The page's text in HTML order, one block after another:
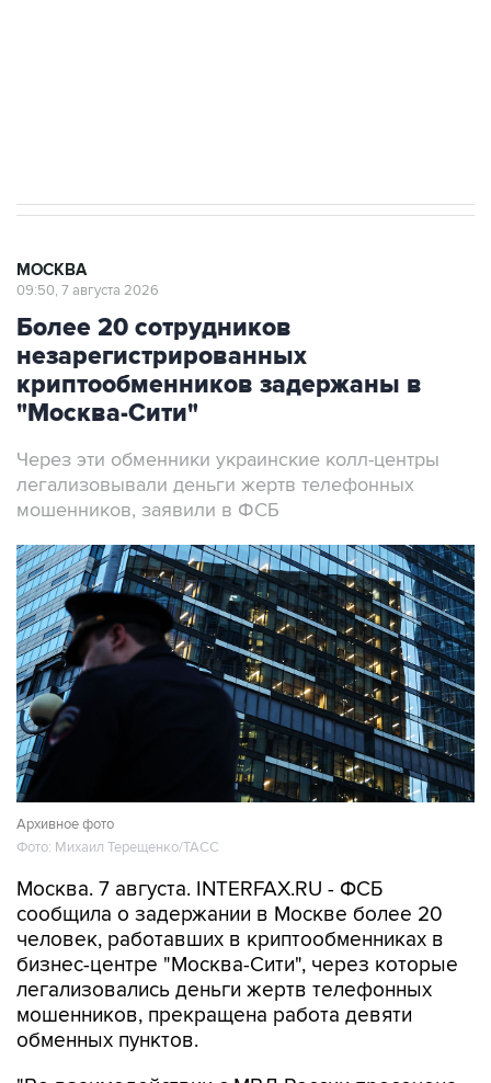
МОСКВА
09:50, 7 августа 2026
Более 20 сотрудников
незарегистрированных
криптообменников задержаны в
"Москва-Сити"
Через эти обменники украинские колл-центры
легализовывали деньги жертв телефонных
мошенников, заявили в ФСБ
Архивное фото
Фото: Михаил Терещенко/ТАСС
Москва. 7 августа. INTERFAX.RU - ФСБ
сообщила о задержании в Москве более 20
человек, работавших в криптообменниках в
бизнес-центре "Москва-Сити", через которые
легализовались деньги жертв телефонных
мошенников, прекращена работа девяти
обменных пунктов.